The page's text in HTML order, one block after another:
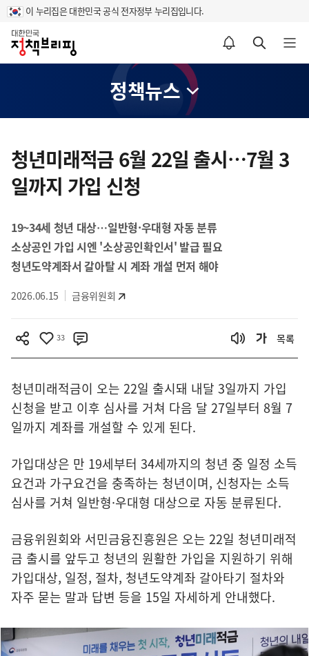
이 누리집은 대한민국 공식 전자정부 누리집입니다.
홈
알림설정 바로가기 검색 바로가기 메뉴 열기
정책뉴스
텐
츠
영
청년미래적금 6월 22일 출시…7월 3
일까지 가입 신청
19~34세 청년 대상…일반형·우대형 자동 분류
소상공인 가입 시엔 '소상공인확인서' 발급 필요
청년도약계좌서 갈아탈 시 계좌 개설 먼저 해야
2026.06.15 금융위원회
33 목록
청년미래적금이 오는 22일 출시돼 내달 3일까지 가입
신청을 받고 이후 심사를 거쳐 다음 달 27일부터 8월 7
일까지 계좌를 개설할 수 있게 된다.
가입대상은 만 19세부터 34세까지의 청년 중 일정 소득
요건과 가구요건을 충족하는 청년이며, 신청자는 소득
심사를 거쳐 일반형·우대형 대상으로 자동 분류된다.
금융위원회와 서민금융진흥원은 오는 22일 청년미래적
금 출시를 앞두고 청년의 원활한 가입을 지원하기 위해
가입대상, 일정, 절차, 청년도약계좌 갈아타기 절차와
자주 묻는 말과 답변 등을 15일 자세하게 안내했다.